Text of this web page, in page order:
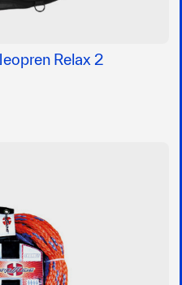
Relax 2